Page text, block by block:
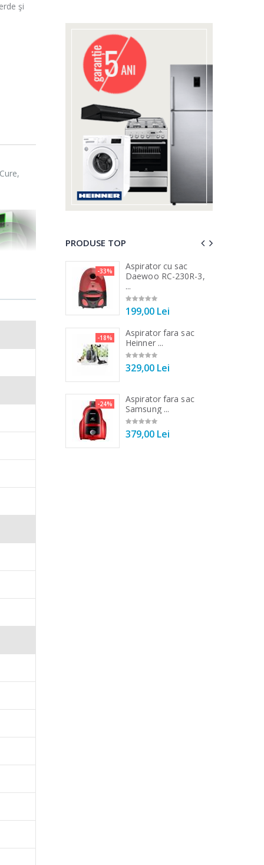
şi
PRODUSE TOP
Lei
...
Lei
-33%
Aspirator cu sac
Daewoo RC-230R-3,
...
199,00 Lei
-18%
Aspirator fara sac
Heinner ...
329,00 Lei
-24%
Aspirator fara sac
Samsung ...
379,00 Lei